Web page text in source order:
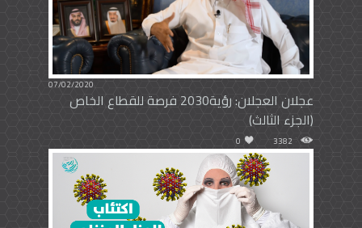
07/02/2020
عجلان العجلان: رؤية2030 فرصة للقطاع الخاص
(الجزء الثالث)
3382
0